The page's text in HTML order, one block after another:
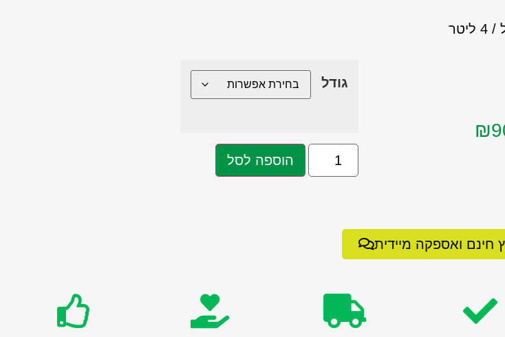
₪
גודל
הוספה לסל
חינם ואספקה מיידית